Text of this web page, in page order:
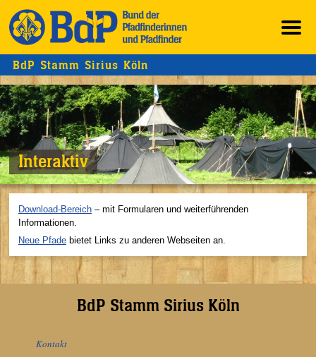
BdP Stamm Sirius Köln
Interaktiv
Download-Bereich – mit Formularen und weiterführenden
Informationen.
Neue Pfade bietet Links zu anderen Webseiten an.
BdP Stamm Sirius Köln
Kontakt